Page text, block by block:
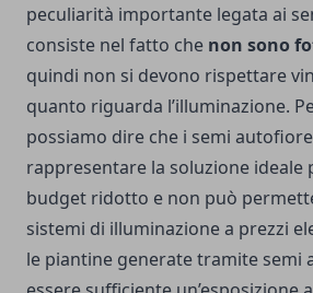
peculiarità importante legata ai
consiste nel fatto che non sono
quindi non si devono rispettare
quanto riguarda l’illuminazione.
possiamo dire che i semi
rappresentare la soluzione ideale
budget ridotto e non può
sistemi di illuminazione a prezzi
le piantine generate tramite semi